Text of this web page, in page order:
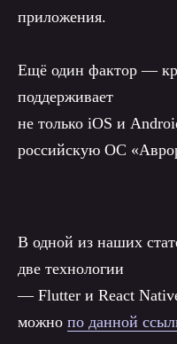
приложения.
Ещё один фактор —
поддерживает
не только iOS и
российскую ОС
В одной из наших
две технологии
— Flutter и React
можно по данной